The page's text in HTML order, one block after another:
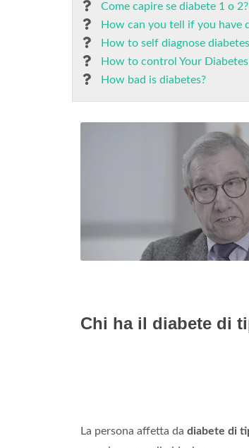
Come capire se diabete 1 o 2?
How can you tell if you have
How to self diagnose
How to control Your
How bad is diabetes?
Chi ha il diabete di
La persona affetta da diabete di